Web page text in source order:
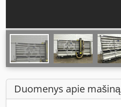
Duomenys apie mašiną